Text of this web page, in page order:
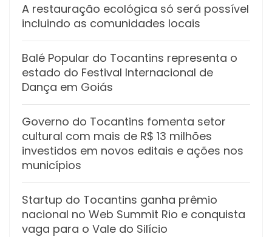
A restauração ecológica só será possível
incluindo as comunidades locais
Balé Popular do Tocantins representa o
estado do Festival Internacional de
Dança em Goiás
Governo do Tocantins fomenta setor
cultural com mais de R$ 13 milhões
investidos em novos editais e ações nos
municípios
Startup do Tocantins ganha prêmio
nacional no Web Summit Rio e conquista
vaga para o Vale do Silício